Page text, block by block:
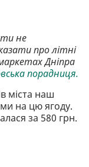
не
про літні
Дніпра
порадниця.
міста наш
на цю ягоду.
за 580 грн.